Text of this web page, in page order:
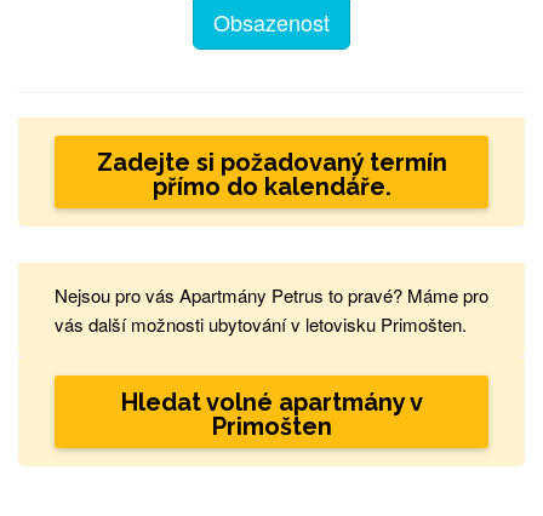
Obsazenost
Zadejte si požadovaný termín
přímo do kalendáře.
Nejsou pro vás Apartmány Petrus to pravé? Máme pro
vás další možnosti ubytování v letovisku Primošten.
Hledat volné apartmány v
Primošten